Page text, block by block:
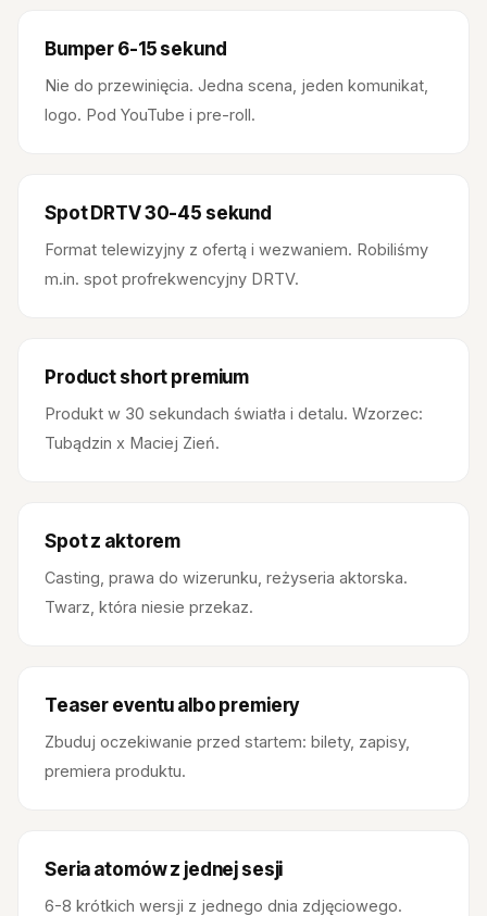
Bumper 6-15 sekund
Nie do przewinięcia. Jedna scena, jeden komunikat,
logo. Pod YouTube i pre-roll.
Spot DRTV 30-45 sekund
Format telewizyjny z ofertą i wezwaniem. Robiliśmy
m.in. spot profrekwencyjny DRTV.
Product short premium
Produkt w 30 sekundach światła i detalu. Wzorzec:
Tubądzin x Maciej Zień.
Spot z aktorem
Casting, prawa do wizerunku, reżyseria aktorska.
Twarz, która niesie przekaz.
Teaser eventu albo premiery
Zbuduj oczekiwanie przed startem: bilety, zapisy,
premiera produktu.
Seria atomów z jednej sesji
6-8 krótkich wersji z jednego dnia zdjęciowego.